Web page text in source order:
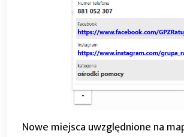
Nowe miejsca uwzględnione na